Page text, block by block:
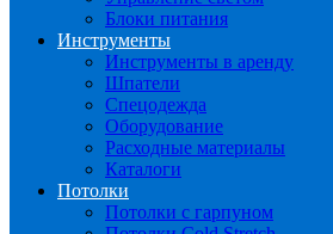
Блоки питания
Инструменты
Инструменты в аренду
Шпатели
Спецодежда
Оборудование
Расходные материалы
Каталоги
Потолки
Потолки с гарпуном